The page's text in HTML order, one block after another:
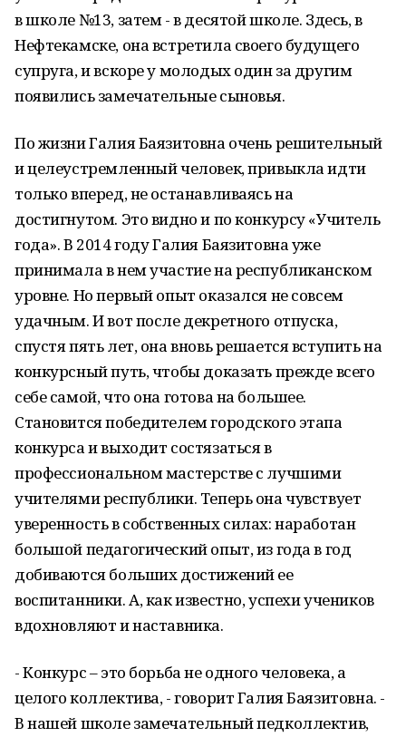
в школе №13, затем - в десятой школе. Здесь, в
Нефтекамске, она встретила своего будущего
супруга, и вскоре у молодых один за другим
появились замечательные сыновья.
По жизни Галия Баязитовна очень решительный
и целеустремленный человек, привыкла идти
только вперед, не останавливаясь на
достигнутом. Это видно и по конкурсу «Учитель
года». В 2014 году Галия Баязитовна уже
принимала в нем участие на республиканском
уровне. Но первый опыт оказался не совсем
удачным. И вот после декретного отпуска,
спустя пять лет, она вновь решается вступить на
конкурсный путь, чтобы доказать прежде всего
себе самой, что она готова на большее.
Становится победителем городского этапа
конкурса и выходит состязаться в
профессиональном мастерстве с лучшими
учителями республики. Теперь она чувствует
уверенность в собственных силах: наработан
большой педагогический опыт, из года в год
добиваются больших достижений ее
воспитанники. А, как известно, успехи учеников
вдохновляют и наставника.
- Конкурс – это борьба не одного человека, а
целого коллектива, - говорит Галия Баязитовна. -
В нашей школе замечательный педколлектив,